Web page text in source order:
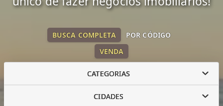
VENDA
BUSCA COMPLETA POR CÓDIGO
CATEGORIAS
CIDADES